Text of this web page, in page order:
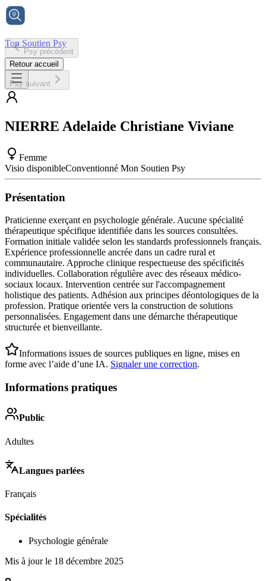
Ton Soutien Psy
Accueil
Psy précédent
Retour accueil
Psy suivant
NIERRE Adelaide Christiane Viviane
Femme
Visio disponibleConventionné Mon Soutien Psy
Présentation
Praticienne exerçant en psychologie générale. Aucune spécialité
thérapeutique spécifique identifiée dans les sources consultées.
Formation initiale validée selon les standards professionnels français.
Expérience professionnelle ancrée dans un cadre rural et
communautaire. Approche clinique respectueuse des spécificités
individuelles. Collaboration régulière avec des réseaux médico-
sociaux locaux. Intervention centrée sur l'accompagnement
holistique des patients. Adhésion aux principes déontologiques de la
profession. Pratique orientée vers la construction de solutions
personnalisées. Engagement dans une démarche thérapeutique
structurée et bienveillante.
Informations issues de sources publiques en ligne, mises en
forme avec l’aide d’une IA. Signaler une correction.
Informations pratiques
Public
Adultes
Langues parlées
Français
Spécialités
Psychologie générale
Mis à jour le 18 décembre 2025